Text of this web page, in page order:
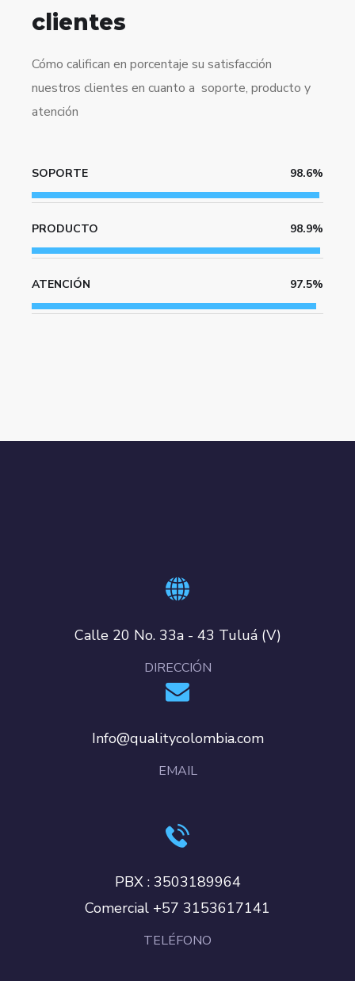
clientes
Cómo califican en porcentaje su satisfacción
nuestros clientes en cuanto a soporte, producto y
atención
SOPORTE 98.6%
PRODUCTO 98.9%
ATENCIÓN 97.5%
Calle 20 No. 33a - 43 Tuluá (V)
DIRECCIÓN
Info@qualitycolombia.com
EMAIL
PBX : 3503189964
Comercial +57 3153617141
TELÉFONO